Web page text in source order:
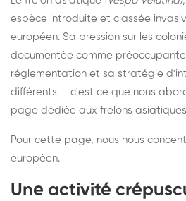
espèce introduite et classée
européen. Sa pression sur les
documentée comme
réglementation et sa stratégie
différents — c'est ce que nous
page dédiée aux frelons asiatiques
Pour cette page, nous nous
européen.
Une activité